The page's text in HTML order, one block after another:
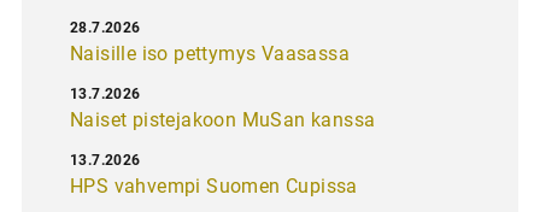
Naisille iso pettymys Vaasassa
28.7.2026
Naiset pistejakoon MuSan kanssa
13.7.2026
HPS vahvempi Suomen Cupissa
13.7.2026